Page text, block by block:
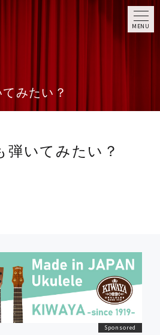
MENU
みたい？
弾いてみたい？